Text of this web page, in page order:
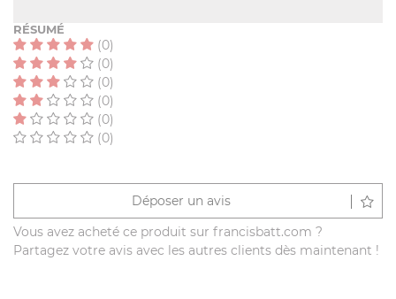
RÉSUMÉ
(0)
(0)
(0)
(0)
(0)
(0)
Déposer un avis
Vous avez acheté ce produit sur francisbatt.com ?
Partagez votre avis avec les autres clients dès maintenant !